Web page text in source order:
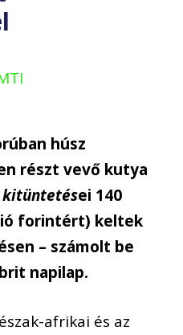
húsz
részt vevő kutya
kitüntetései 140
forintért) keltek
– számolt be
napilap.
afrikai és az